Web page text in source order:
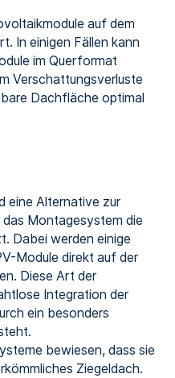
auf dem
In einigen Fällen kann
im Querformat
Verschattungsverluste
Dachfläche optimal
eine Alternative zur
Montagesystem die
Dabei werden einige
Module direkt auf der
Diese Art der
Integration der
ein besonders
bewiesen, dass sie
Ziegeldach.